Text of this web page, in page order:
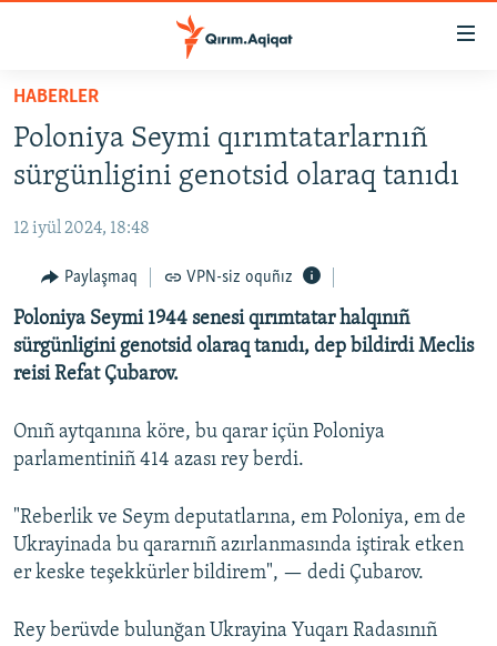
Esas
qaytmaq
Baş
navigatsiyağa
qaytmaq
qaytmaq
HABERLER
İQTİSADİYAT
CEMİYET
MEDENİYET
İNSAN AQLARI
VİDEO
BLOGLAR
Русский
Українською
QOŞULIÑIZ!
HABERLER
Poloniya Seymi qırımtatarlarnıñ
sürgünligini genotsid olaraq tanıdı
12 iyül 2024, 18:48
Paylaşmaq VPN-siz oquñız
Poloniya Seymi 1944 senesi qırımtatar halqınıñ
sürgünligini genotsid olaraq tanıdı, dep bildirdi Meclis
reisi Refat Çubarov.
Onıñ aytqanına köre, bu qarar içün Poloniya
parlamentiniñ 414 azası rey berdi.
"Reberlik ve Seym deputatlarına, em Poloniya, em de
Ukrayinada bu qararnıñ azırlanmasında iştirak etken
er keske teşekkürler bildirem", — dedi Çubarov.
Rey berüvde bulunğan Ukrayina Yuqarı Radasınıñ